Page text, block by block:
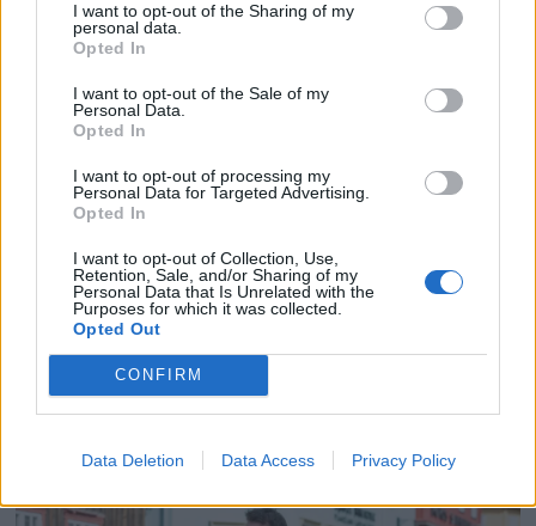
I want to opt-out of the Sharing of my
personal data.
Opted In
I want to opt-out of the Sale of my
Personal Data.
Opted In
I want to opt-out of processing my
Personal Data for Targeted Advertising.
Opted In
I want to opt-out of Collection, Use,
Retention, Sale, and/or Sharing of my
Personal Data that Is Unrelated with the
Purposes for which it was collected.
Opted Out
CONFIRM
Data Deletion Data Access Privacy Policy
Fem kampsaker for levende
Tiltalt for å ha slått politimann